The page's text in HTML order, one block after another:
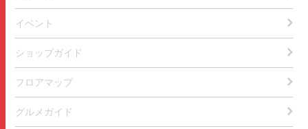
イベント
ショップガイド
フロアマップ
グルメガイド